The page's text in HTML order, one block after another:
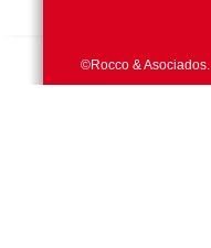
©Rocco &